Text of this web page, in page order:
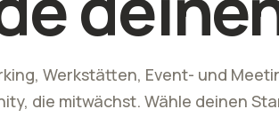
Werkstätten, Event- und
die mitwächst. Wähle deinen